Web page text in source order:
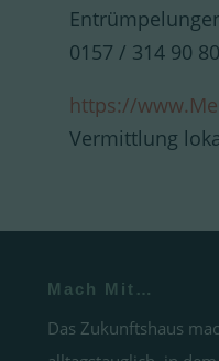
0157 / 314 90
https://
Vermittlung
Mach Mit…
Das Zukunftshaus